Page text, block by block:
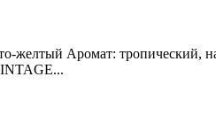
Аромат: тропический,